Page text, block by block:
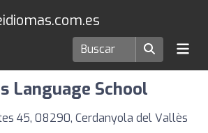
idiomas en Cerdanyola del Vallès
Language School
45, 08290, Cerdanyola del Vallès